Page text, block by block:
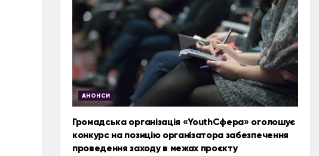
АНОНСИ
Громадська організація «YouthСфера» оголошує
конкурс на позицію організатора забезпечення
проведення заходу в межах проєкту